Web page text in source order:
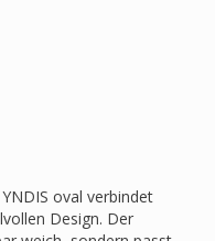
oval verbindet
Design. Der